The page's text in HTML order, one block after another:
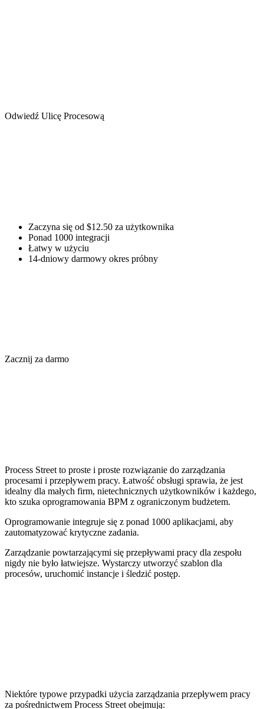
Odwiedź Ulicę Procesową
Zaczyna się od $12.50 za użytkownika
Ponad 1000 integracji
Łatwy w użyciu
14-dniowy darmowy okres próbny
Zacznij za darmo
Process Street to proste i proste rozwiązanie do zarządzania
procesami i przepływem pracy. Łatwość obsługi sprawia, że jest
idealny dla małych firm, nietechnicznych użytkowników i każdego,
kto szuka oprogramowania BPM z ograniczonym budżetem.
Oprogramowanie integruje się z ponad 1000 aplikacjami, aby
zautomatyzować krytyczne zadania.
Zarządzanie powtarzającymi się przepływami pracy dla zespołu
nigdy nie było łatwiejsze. Wystarczy utworzyć szablon dla
procesów, uruchomić instancje i śledzić postęp.
Niektóre typowe przypadki użycia zarządzania przepływem pracy
za pośrednictwem Process Street obejmują: